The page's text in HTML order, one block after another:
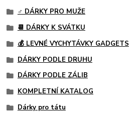
♂️ DÁRKY PRO MUŽE
📆 DÁRKY K SVÁTKU
💰 LEVNÉ VYCHYTÁVKY GADGETS
DÁRKY PODLE DRUHU
DÁRKY PODLE ZÁLIB
KOMPLETNÍ KATALOG
Dárky pro tátu